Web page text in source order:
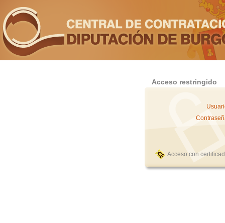
Acceso restringido
Acceso con